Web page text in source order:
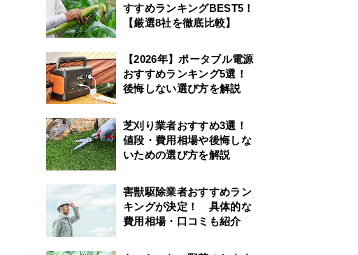
すすめランキングBEST5！
【厳選8社を徹底比較】
【2026年】ポータブル電源
おすすめランキング5選！
後悔しない選び方を解説
芝刈り業者おすすめ3選！
値段・費用相場や後悔しな
いための選び方を解説
害獣駆除業者おすすめラン
キングが決定！ 具体的な
費用相場・口コミも紹介